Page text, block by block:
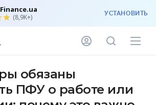
(8,9K+) УСТАНОВИТЬ
обязаны
ПФУ о работе или